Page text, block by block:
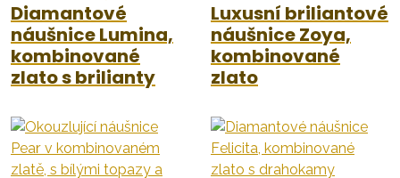
Diamantové
náušnice Lumina,
kombinované
zlato s brilianty
Luxusní briliantové
náušnice Zoya,
kombinované
zlato